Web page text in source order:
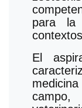
para la
El
campo,